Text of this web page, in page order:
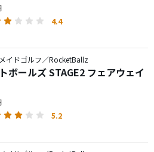
4.4
イドゴルフ／RocketBallz
ボールズ STAGE2 フェアウェイ
5.2